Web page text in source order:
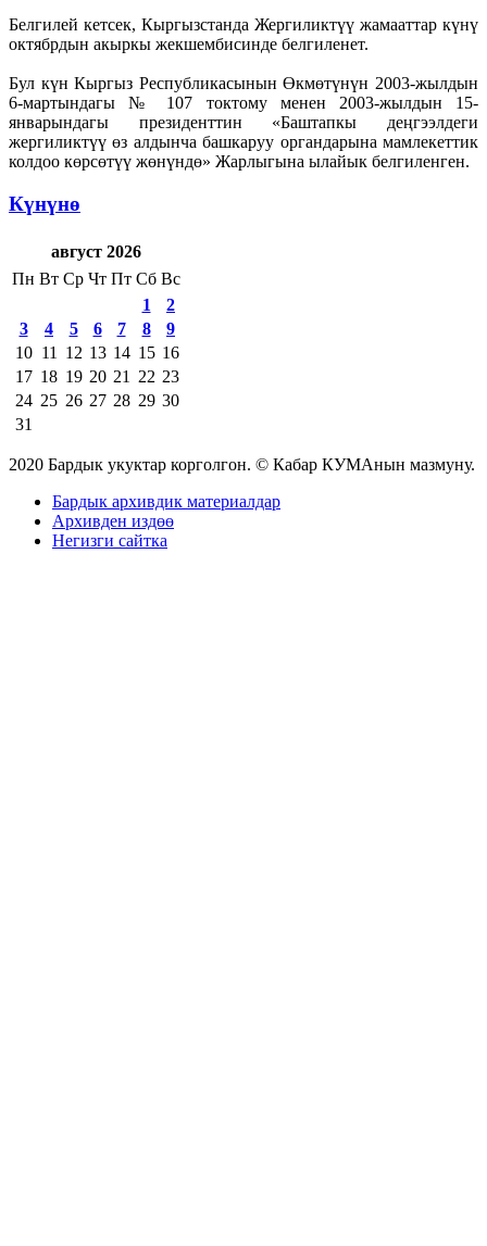
Белгилей кетсек, Кыргызстанда Жергиликтүү жамааттар күнү
октябрдын акыркы жекшембисинде белгиленет.
Бул күн Кыргыз Республикасынын Өкмөтүнүн 2003-жылдын
6-мартындагы № 107 токтому менен 2003-жылдын 15-
январындагы президенттин «Баштапкы деңгээлдеги
жергиликтүү өз алдынча башкаруу органдарына мамлекеттик
колдоо көрсөтүү жөнүндө» Жарлыгына ылайык белгиленген.
Күнүнө
август 2026
Пн Вт Ср Чт Пт Сб Вс
1
2
3
4 5 6 7 8
9
10 11 12 13 14 15 16
17 18 19 20 21 22 23
24 25 26 27 28 29 30
31
2020 Бардык укуктар корголгон. © Кабар КУМАнын мазмуну.
Бардык архивдик материалдар
Архивден издөө
Негизги сайтка